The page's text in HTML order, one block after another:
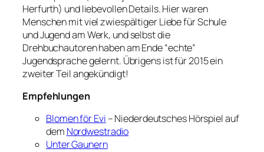
Herfurth) und liebevollen Details. Hier waren
Menschen mit viel zwiespältiger Liebe für Schule
und Jugend am Werk, und selbst die
Drehbuchautoren haben am Ende “echte”
Jugendsprache gelernt. Übrigens ist für 2015 ein
zweiter Teil angekündigt!
Empfehlungen
Blomen för Evi – Niederdeutsches Hörspiel auf
dem Nordwestradio
Unter Gaunern